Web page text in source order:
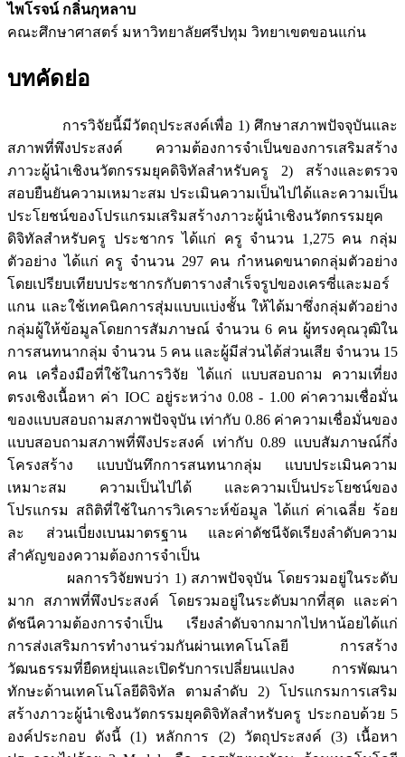
ไพโรจน์ กลิ่นกุหลาบ
คณะศึกษาศาสตร์ มหาวิทยาลัยศรีปทุม วิทยาเขตขอนแก่น
บทคัดย่อ
การวิจัยนี้มีวัตถุประสงค์เพื่อ 1) ศึกษาสภาพปัจจุบันและ
สภาพที่พึงประสงค์ ความต้องการจำเป็นของการเสริมสร้าง
ภาวะผู้นำเชิงนวัตกรรมยุคดิจิทัลสำหรับครู 2) สร้างและตรวจ
สอบยืนยันความเหมาะสม ประเมินความเป็นไปได้และความเป็น
ประโยชน์ของโปรแกรมเสริมสร้างภาวะผู้นำเชิงนวัตกรรมยุค
ดิจิทัลสำหรับครู ประชากร ได้แก่ ครู จำนวน 1,275 คน กลุ่ม
ตัวอย่าง ได้แก่ ครู จำนวน 297 คน กำหนดขนาดกลุ่มตัวอย่าง
โดยเปรียบเทียบประชากรกับตารางสำเร็จรูปของเครซี่และมอร์
แกน และใช้เทคนิคการสุ่มแบบแบ่งชั้น ให้ได้มาซึ่งกลุ่มตัวอย่าง
กลุ่มผู้ให้ข้อมูลโดยการสัมภาษณ์ จำนวน 6 คน ผู้ทรงคุณวุฒิใน
การสนทนากลุ่ม จำนวน 5 คน และผู้มีส่วนได้ส่วนเสีย จำนวน 15
คน เครื่องมือที่ใช้ในการวิจัย ได้แก่ แบบสอบถาม ความเที่ยง
ตรงเชิงเนื้อหา ค่า IOC อยู่ระหว่าง 0.08 - 1.00 ค่าความเชื่อมั่น
ของแบบสอบถามสภาพปัจจุบัน เท่ากับ 0.86 ค่าความเชื่อมั่นของ
แบบสอบถามสภาพที่พึงประสงค์ เท่ากับ 0.89 แบบสัมภาษณ์กึ่ง
โครงสร้าง แบบบันทึกการสนทนากลุ่ม แบบประเมินความ
เหมาะสม ความเป็นไปได้ และความเป็นประโยชน์ของ
โปรแกรม สถิติที่ใช้ในการวิเคราะห์ข้อมูล ได้แก่ ค่าเฉลี่ย ร้อย
ละ ส่วนเบี่ยงเบนมาตรฐาน และค่าดัชนีจัดเรียงลำดับความ
สำคัญของความต้องการจำเป็น
ผลการวิจัยพบว่า 1) สภาพปัจจุบัน โดยรวมอยู่ในระดับ
มาก สภาพที่พึงประสงค์ โดยรวมอยู่ในระดับมากที่สุด และค่า
ดัชนีความต้องการจำเป็น เรียงลำดับจากมากไปหาน้อยได้แก่
การส่งเสริมการทำงานร่วมกันผ่านเทคโนโลยี การสร้าง
วัฒนธรรมที่ยืดหยุ่นและเปิดรับการเปลี่ยนแปลง การพัฒนา
ทักษะด้านเทคโนโลยีดิจิทัล ตามลำดับ 2) โปรแกรมการเสริม
สร้างภาวะผู้นำเชิงนวัตกรรมยุคดิจิทัลสำหรับครู ประกอบด้วย 5
องค์ประกอบ ดังนี้ (1) หลักการ (2) วัตถุประสงค์ (3) เนื้อหา